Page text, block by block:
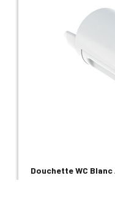
Douchette WC